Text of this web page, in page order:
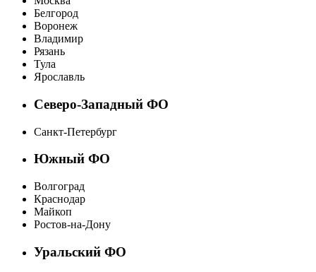
Белгород
Воронеж
Владимир
Рязань
Тула
Ярославль
Северо-Западный ФО
Санкт-Петербург
Южный ФО
Волгоград
Краснодар
Майкоп
Ростов-на-Дону
Уральский ФО